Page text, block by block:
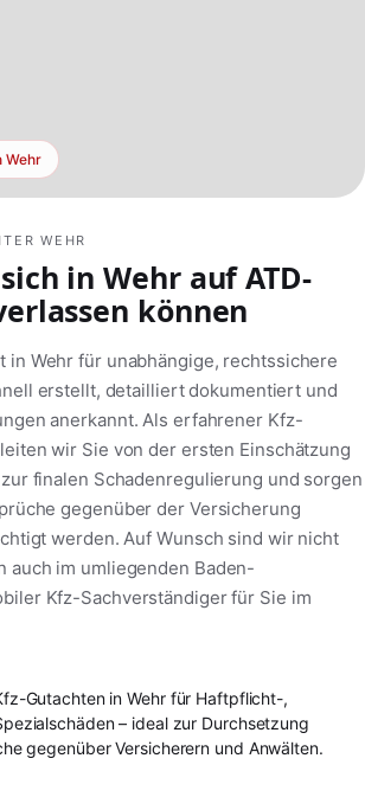
Wehr
WEHR
in Wehr auf ATD-
können
in Wehr für unabhängige, rechtssichere
erstellt, detailliert dokumentiert und
anerkannt. Als erfahrener Kfz-
wir Sie von der ersten Einschätzung
finalen Schadenregulierung und sorgen
gegenüber der Versicherung
werden. Auf Wunsch sind wir nicht
auch im umliegenden Baden-
Kfz-Sachverständiger für Sie im
Gutachten in Wehr für Haftpflicht-,
– ideal zur Durchsetzung
gegenüber Versicherern und Anwälten.